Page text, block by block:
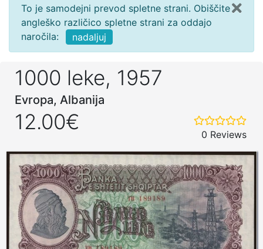
To je samodejni prevod spletne strani. Obiščite
angleško različico spletne strani za oddajo
naročila:
nadaljuj
1000 leke, 1957
Evropa, Albanija
12.00€
0 Reviews